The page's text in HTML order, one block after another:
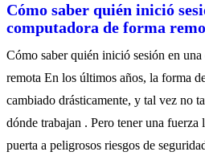
Cómo saber quién inició
computadora de forma
Cómo saber quién inició sesión en
remota En los últimos años, la forma
cambiado drásticamente, y tal vez no
dónde trabajan . Pero tener una fuerza
puerta a peligrosos riesgos de